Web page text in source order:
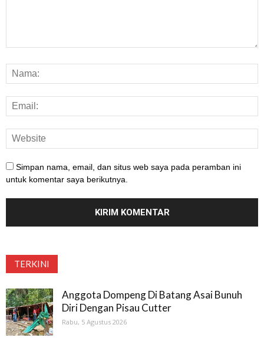
Simpan nama, email, dan situs web saya pada peramban ini
untuk komentar saya berikutnya.
TERKINI
Anggota Dompeng Di Batang Asai Bunuh
Diri Dengan Pisau Cutter
Rabu, 5 Agustus 2026